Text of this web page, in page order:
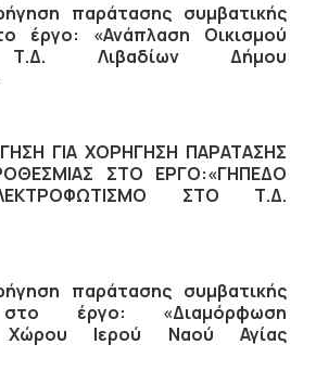
παράτασης συμβατικής
έργο: «Ανάπλαση Οικισμού
Τ.Δ. Λιβαδίων Δήμου
ΓΙΑ ΧΟΡΗΓΗΣΗ ΠΑΡΑΤΑΣΗΣ
ΣΤΟ ΕΡΓΟ:«ΓΗΠΕΔΟ
ΣΤΟ Τ.Δ.
παράτασης συμβατικής
στο έργο: «Διαμόρφωση
Χώρου Ιερού Ναού Αγίας